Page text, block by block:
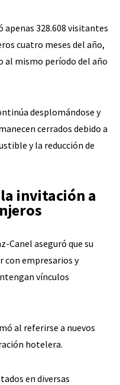
apenas 328.608 visitantes
cuatro meses del año,
al mismo período del año
desplomándose y
cerrados debido a
y la reducción de
invitación a
Canel aseguró que su
con empresarios y
vínculos
al referirse a nuevos
hotelera.
en diversas